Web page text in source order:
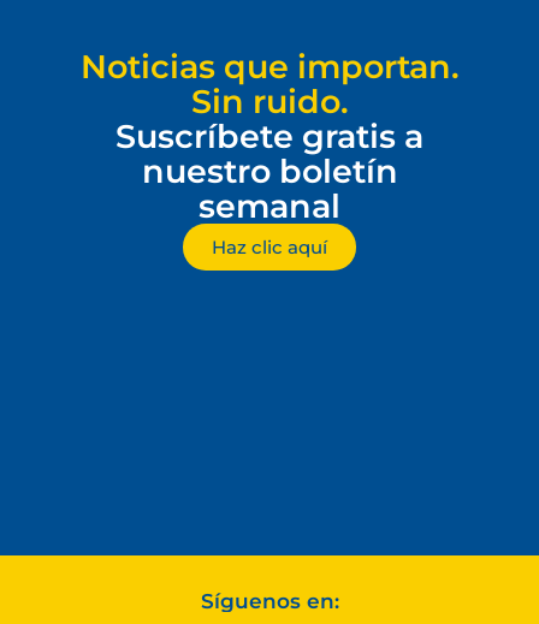
Noticias que importan.
Sin ruido.
Suscríbete gratis a
nuestro boletín
semanal
Haz clic aquí
Síguenos en: